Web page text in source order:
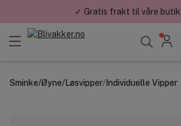
UKENS DEAL : 40% RABATT
Søk blant merker, kategorier og
Sminke/Øyne/Løsvipper/ Individuelle Vipper